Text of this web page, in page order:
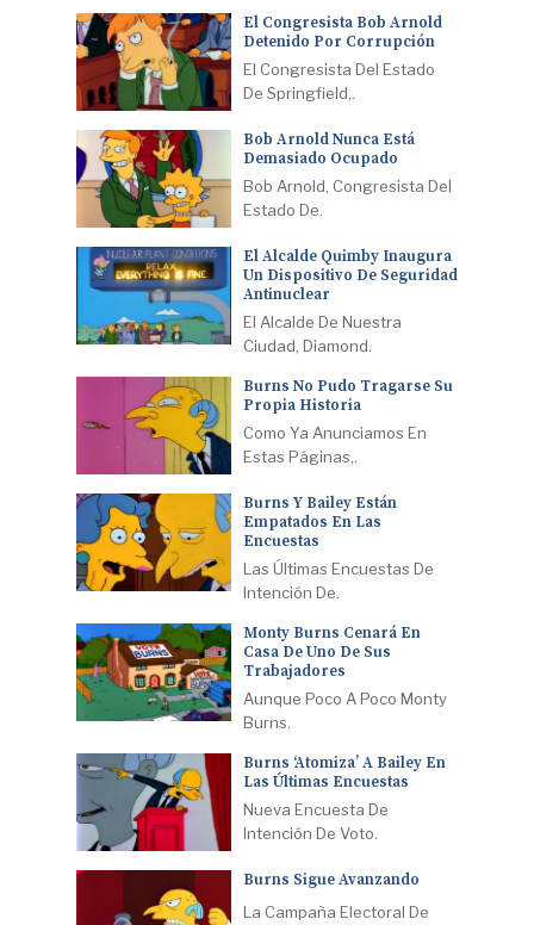
El Congresista Bob Arnold
Detenido Por Corrupción
El Congresista Del Estado
De Springfield,.
Bob Arnold Nunca Está
Demasiado Ocupado
Bob Arnold, Congresista Del
Estado De.
El Alcalde Quimby Inaugura
Un Dispositivo De Seguridad
Antinuclear
El Alcalde De Nuestra
Ciudad, Diamond.
Burns No Pudo Tragarse Su
Propia Historia
Como Ya Anunciamos En
Estas Páginas,.
Burns Y Bailey Están
Empatados En Las
Encuestas
Las Últimas Encuestas De
Intención De.
Monty Burns Cenará En
Casa De Uno De Sus
Trabajadores
Aunque Poco A Poco Monty
Burns.
Burns ‘atomiza’ A Bailey En
Las Últimas Encuestas
Nueva Encuesta De
Intención De Voto.
Burns Sigue Avanzando
La Campaña Electoral De